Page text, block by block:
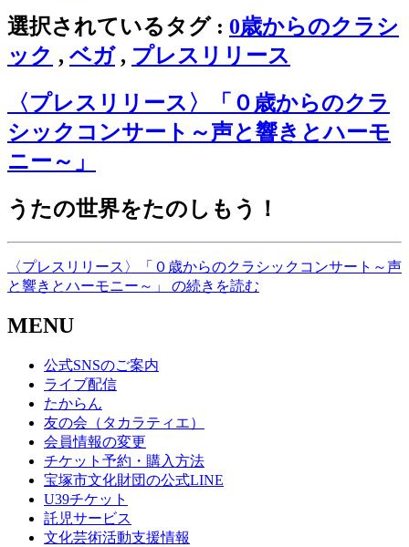
選択されているタグ : 0歳からのクラシ
ック , ベガ, プレスリリース
〈プレスリリース〉「０歳からのクラ
シックコンサート～声と響きとハーモ
ニー～」
うたの世界をたのしもう！
〈プレスリリース〉「０歳からのクラシックコンサート～声
と響きとハーモニー～」 の続きを読む
MENU
公式SNSのご案内
ライブ配信
たからん
友の会（タカラティエ）
会員情報の変更
チケット予約・購入方法
宝塚市文化財団の公式LINE
U39チケット
託児サービス
文化芸術活動支援情報